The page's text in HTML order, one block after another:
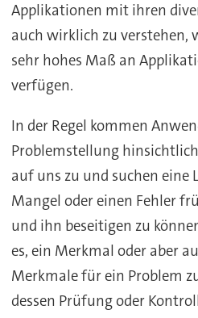
Applikationen mit ihren
auch wirklich zu verstehen,
sehr hohes Maß an
verfügen.
In der Regel kommen
Problemstellung
auf uns zu und suchen eine
Mangel oder einen Fehler
und ihn beseitigen zu
es, ein Merkmal oder aber
Merkmale für ein Problem
dessen Prüfung oder